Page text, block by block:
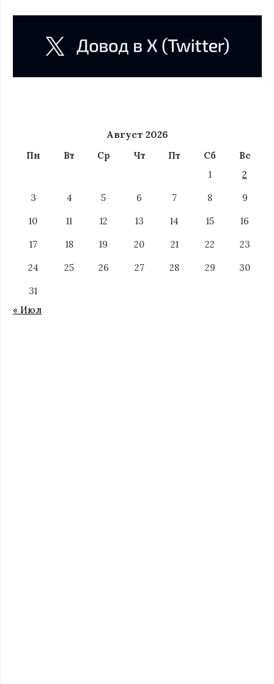
Август 2026
Пн Вт Ср Чт Пт Сб
Вс
1
2
3
4 5 6 7 8
9
10
11 12 13 14 15
16
17
18 19 20 21 22
23
24
25 26 27 28 29
30
31
« Июл